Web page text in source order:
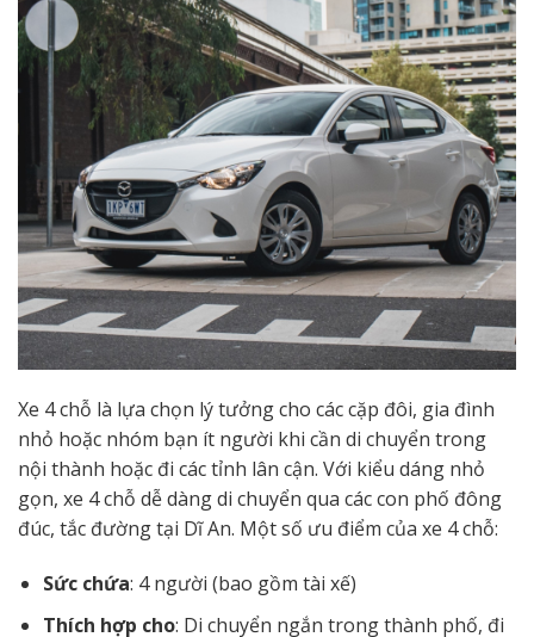
Xe 4 chỗ là lựa chọn lý tưởng cho các cặp đôi, gia đình
nhỏ hoặc nhóm bạn ít người khi cần di chuyển trong
nội thành hoặc đi các tỉnh lân cận. Với kiểu dáng nhỏ
gọn, xe 4 chỗ dễ dàng di chuyển qua các con phố đông
đúc, tắc đường tại Dĩ An. Một số ưu điểm của xe 4 chỗ:
Sức chứa: 4 người (bao gồm tài xế)
Thích hợp cho: Di chuyển ngắn trong thành phố, đi